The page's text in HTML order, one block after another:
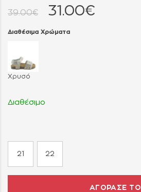
39.00€ 31.00€
Διαθέσιμα Χρώματα
Χρυσό
Διαθέσιμο
21 22
ΑΓΟΡΑΣΕ ΤΟ